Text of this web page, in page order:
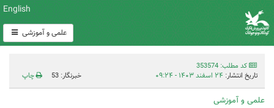
English
علمی و آموزشی
کد مطلب: 353574
تاریخ انتشار: ۲۴ اسفند ۱۴۰۳ - ۰۹:۲۴ خبرنگار: 53 چاپ
علمی و آموزشی